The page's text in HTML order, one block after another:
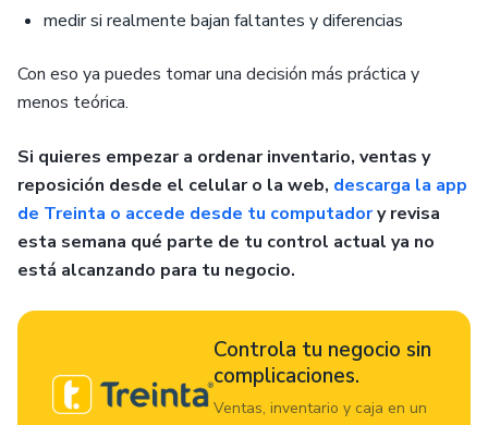
medir si realmente bajan faltantes y diferencias
Con eso ya puedes tomar una decisión más práctica y
menos teórica.
Si quieres empezar a ordenar inventario, ventas y
reposición desde el celular o la web, descarga la app
de Treinta o accede desde tu computadory revisa
esta semana qué parte de tu control actual ya no
está alcanzando para tu negocio.
Controla tu negocio sin
complicaciones.
Ventas, inventario y caja en un